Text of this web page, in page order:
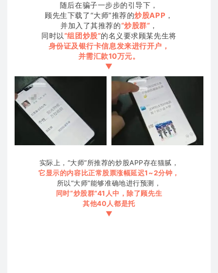
随后在骗子一步步的引导下，
顾先生下载了“大师”推荐的炒股APP ，
并加入了其推荐的“炒股群” ，
同时以“组团炒股”的名义要求顾某先生将
身份证及银行卡信息发来进行开户，
并需汇款10万元。
▼
实际上，“大师”所推荐的炒股APP存在猫腻，
它显示的内容比正常股票涨幅延迟1~2分钟，
所以“大师”能够准确地进行预测，
同时“炒股群”41人中，除了顾先生
其他40人都是托
▼